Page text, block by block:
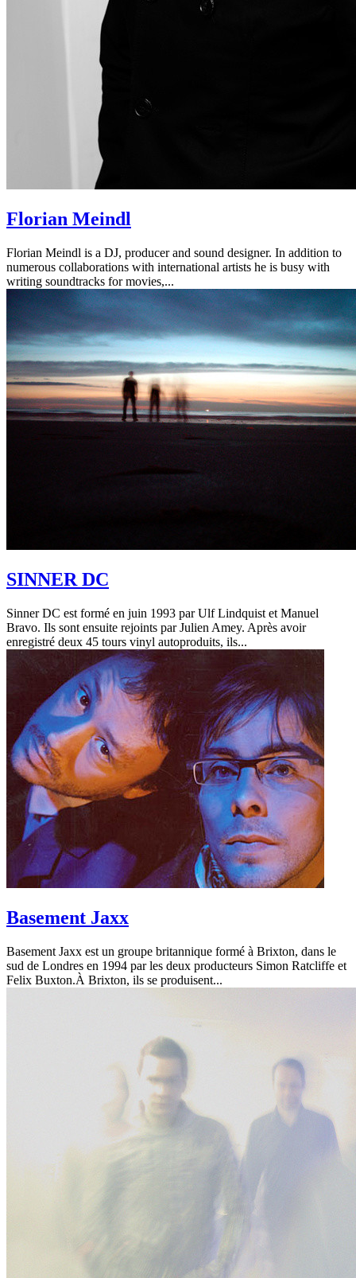
Florian Meindl
Florian Meindl is a DJ, producer and sound designer. In addition to
numerous collaborations with international artists he is busy with
writing soundtracks for movies,...
SINNER DC
Sinner DC est formé en juin 1993 par Ulf Lindquist et Manuel
Bravo. Ils sont ensuite rejoints par Julien Amey. Après avoir
enregistré deux 45 tours vinyl autoproduits, ils...
Basement Jaxx
Basement Jaxx est un groupe britannique formé à Brixton, dans le
sud de Londres en 1994 par les deux producteurs Simon Ratcliffe et
Felix Buxton.À Brixton, ils se produisent...